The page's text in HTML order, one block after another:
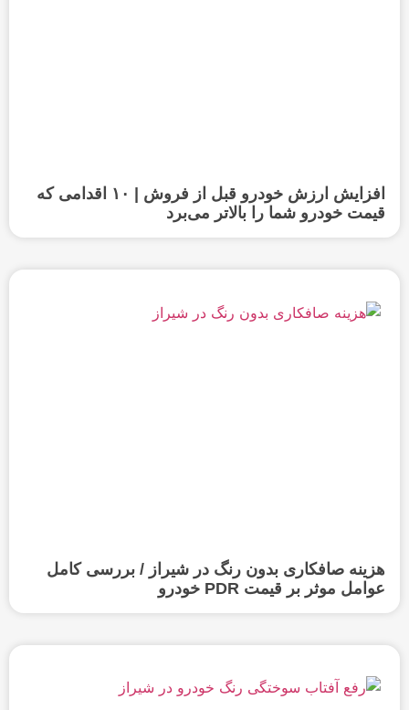
افزایش ارزش خودرو قبل از فروش | ۱۰ اقدامی که
قیمت خودرو شما را بالاتر می‌برد
هزینه صافکاری بدون رنگ در شیراز / بررسی کامل
عوامل موثر بر قیمت PDR خودرو